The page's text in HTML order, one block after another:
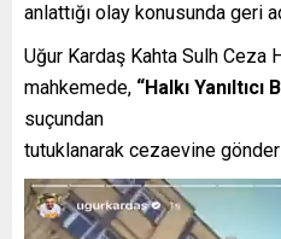
anlattığı olay konusunda geri
Uğur Kardaş Kahta Sulh Ceza
mahkemede, “Halkı
suçundan
tutuklanarak cezaevine
Video
oynatıcı